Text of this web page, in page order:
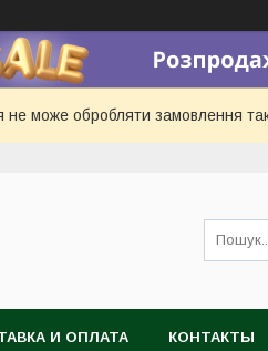
не може обробляти замовлення
И ОПЛАТА КОНТАКТЫ